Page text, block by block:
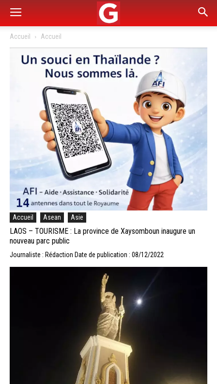
Accueil Accueil
Accueil Asean Asie
LAOS – TOURISME : La province de Xaysomboun inaugure un
nouveau parc public
Journaliste : Rédaction Date de publication : 08/12/2022